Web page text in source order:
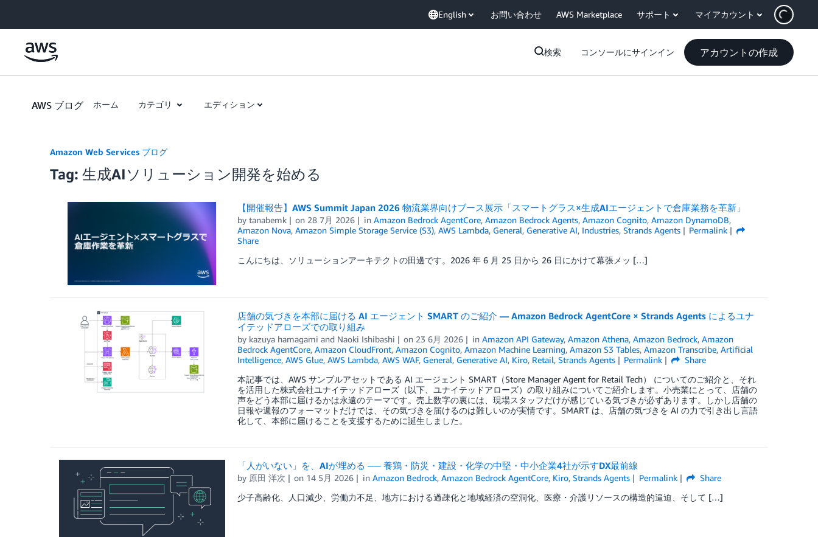
English お問い合わせ AWS Marketplace サポート マイアカウント
検索 コンソールにサインイン アカウントの作成
AWS ブログ ホーム カテゴリ エディション
Amazon Web Services ブログ
Tag: 生成AIソリューション開発を始める
【開催報告】AWS Summit Japan 2026 物流業界向けブース展示「スマートグラス×生成AIエージェントで倉庫業務を革新」
by tanabemk on 28 7月 2026 inAmazon Bedrock AgentCore,Amazon Bedrock Agents,Amazon Cognito,Amazon DynamoDB,
Amazon Nova, Amazon Simple Storage Service (S3), AWS Lambda, General, Generative AI, Industries, Strands Agents
Permalink
Share
こんにちは、ソリューションアーキテクトの田邊です。2026 年 6 月 25 日から 26 日にかけて幕張メッ […]
店舗の気づきを本部に届ける AI エージェント SMART のご紹介 — Amazon Bedrock AgentCore × Strands Agents によるユナ
イテッドアローズでの取り組み
by kazuya hamagami and Naoki Ishibashi on 23 6月 2026 inAmazon API Gateway,Amazon Athena,Amazon Bedrock,Amazon
Bedrock AgentCore, Amazon CloudFront, Amazon Cognito, Amazon Machine Learning, Amazon S3 Tables, Amazon Transcribe, Artificial
Intelligence, AWS Glue, AWS Lambda, AWS WAF, General, Generative AI, Kiro, Retail, Strands Agents Permalink
Share
本記事では、AWS サンプルアセットである AI エージェント SMART（Store Manager Agent for Retail Tech） についてのご紹介と、それ
を活用した株式会社ユナイテッドアローズ（以下、ユナイテッドアローズ）の取り組みについてご紹介します。小売業にとって、店舗の
声をどう本部に届けるかは永遠のテーマです。売上数字の裏には、現場スタッフだけが感じている気づきが必ずあります。しかし店舗の
日報や週報のフォーマットだけでは、その気づきを届けるのは難しいのが実情です。SMART は、店舗の気づきを AI の力で引き出し言語
化して、本部に届けることを支援するために誕生しました。
「人がいない」を、AIが埋める ── 養鶏・防災・建設・化学の中堅・中小企業4社が示すDX最前線
by 原田 洋次 on 14 5月 2026 inAmazon Bedrock,Amazon Bedrock AgentCore, Kiro,Strands Agents Permalink
Share
少子高齢化、人口減少、労働力不足、地方における過疎化と地域経済の空洞化、医療・介護リソースの構造的逼迫、そして […]